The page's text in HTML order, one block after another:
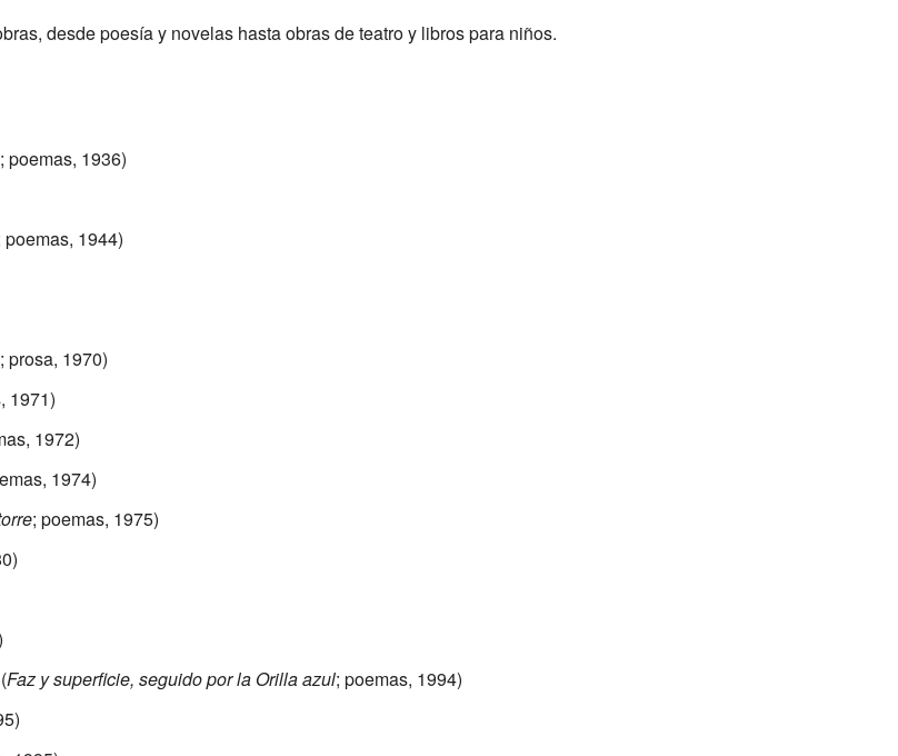
desde poesía y novelas hasta obras de teatro y libros para niños.
; poemas, 1936)
poemas, 1944)
; prosa, 1970)
1971)
1972)
1974)
; poemas, 1975)
Faz y superficie, seguido por la Orilla azul; poemas, 1994)